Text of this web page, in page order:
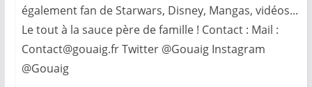
également fan de Starwars, Disney, Mangas, vidéos...
Le tout à la sauce père de famille ! Contact : Mail :
Contact@gouaig.fr Twitter @Gouaig Instagram
@Gouaig